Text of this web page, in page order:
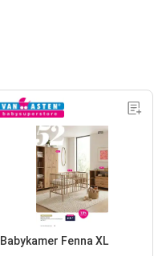
Babykamer Fenna XL